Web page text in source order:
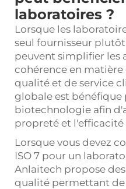
laboratoires ?
Lorsque les
seul fournisseur
peuvent simplifier les
cohérence en
qualité et de service
globale est bénéfique
biotechnologie afin
propreté et l'efficacité
Lorsque vous devez
ISO 7 pour un
Anlaitech propose
qualité permettant